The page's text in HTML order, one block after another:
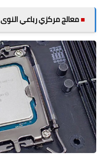
■معالج مركزي رباعي النوى